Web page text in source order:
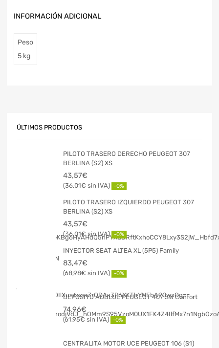
INFORMACIÓN ADICIONAL
Peso
5 kg
ÚLTIMOS PRODUCTOS
PILOTO TRASERO DERECHO PEUGEOT 307
BERLINA (S2) XS
43,57€
36,01€ -0%
PILOTO TRASERO IZQUIERDO PEUGEOT 307
BERLINA (S2) XS
43,57€
36,01€ -0%
INYECTOR SEAT ALTEA XL (5P5) Family
83,47€
68,98€ -0%
DEPOSITO ADBLUE PEUGEOT 407 SW Confort
74,96€
61,95€ -0%
CENTRALITA MOTOR UCE PEUGEOT 106 (S1)